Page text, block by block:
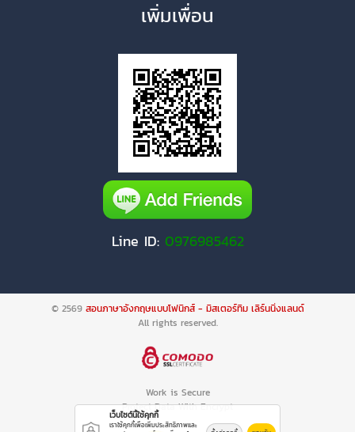
เพิ่มเพื่อน
Line ID: 0976985462
© 2569 สอนภาษาอังกฤษแบบโฟนิกส์ - มิสเตอร์ทิม เลิร์นนิ่งแลนด์
All rights reserved.
Work is Secure
Protect Data With Encrypt
เว็บไซต์นี้ใช้คุกกี้
เราใช้คุกกี้เพื่อเพิ่มประสิทธิภาพและ